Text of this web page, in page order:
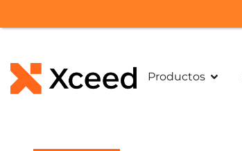
Productos